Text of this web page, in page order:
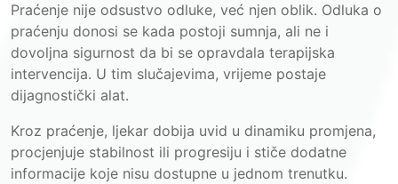
Praćenje nije odsustvo odluke, već njen oblik. Odluka o
praćenju donosi se kada postoji sumnja, ali ne i
dovoljna sigurnost da bi se opravdala terapijska
intervencija. U tim slučajevima, vrijeme postaje
dijagnostički alat.
Kroz praćenje, ljekar dobija uvid u dinamiku promjena,
procjenjuje stabilnost ili progresiju i stiče dodatne
informacije koje nisu dostupne u jednom trenutku.